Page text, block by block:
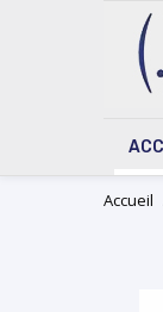
Skip
Accueil